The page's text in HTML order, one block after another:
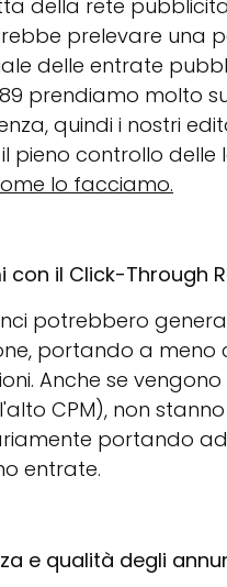
della rete
prelevare una
delle entrate
prendiamo molto
quindi i nostri
pieno controllo delle
lo facciamo.
con il Click-Through
potrebbero
portando a meno
Anche se vengono
CPM), non stanno
portando
entrate.
e qualità degli